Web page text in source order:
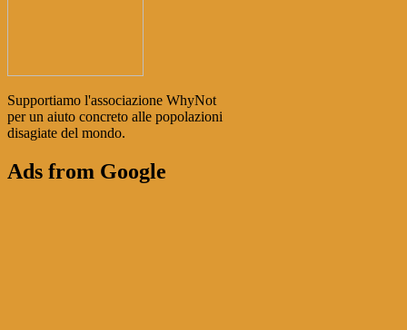
Supportiamo l'associazione WhyNot
per un aiuto concreto alle popolazioni
disagiate del mondo.
Ads from Google